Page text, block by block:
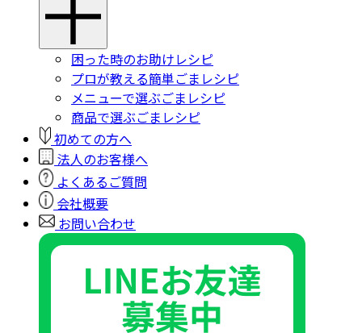
困った時のお助けレシピ
プロが教える簡単ごまレシピ
メニューで選ぶごまレシピ
商品で選ぶごまレシピ
初めての方へ
法人のお客様へ
よくあるご質問
会社概要
お問い合わせ